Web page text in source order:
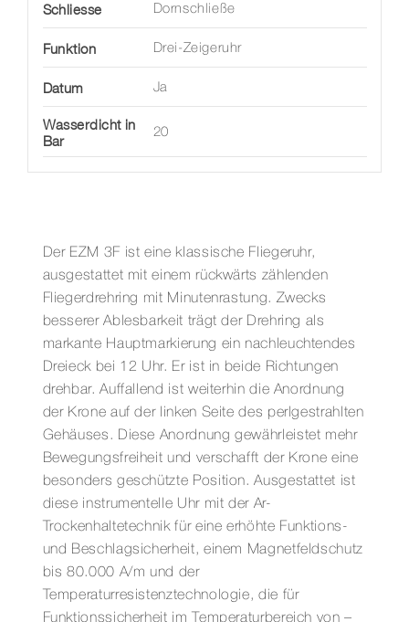
Schliesse Dornschließe
Funktion Drei-Zeigeruhr
Datum Ja
Wasserdicht in
Bar
20
Der EZM 3F ist eine klassische Fliegeruhr,
ausgestattet mit einem rückwärts zählenden
Fliegerdrehring mit Minutenrastung. Zwecks
besserer Ablesbarkeit trägt der Drehring als
markante Hauptmarkierung ein nachleuchtendes
Dreieck bei 12 Uhr. Er ist in beide Richtungen
drehbar. Auffallend ist weiterhin die Anordnung
der Krone auf der linken Seite des perlgestrahlten
Gehäuses. Diese Anordnung gewährleistet mehr
Bewegungsfreiheit und verschafft der Krone eine
besonders geschützte Position. Ausgestattet ist
diese instrumentelle Uhr mit der Ar-
Trockenhaltetechnik für eine erhöhte Funktions-
und Beschlagsicherheit, einem Magnetfeldschutz
bis 80.000 A/m und der
Temperaturresistenztechnologie, die für
Funktionssicherheit im Temperaturbereich von –